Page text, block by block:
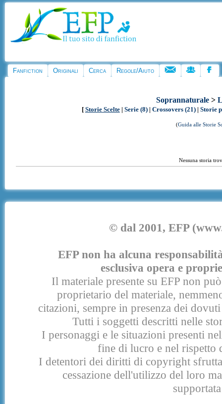
Fanfiction Originali Cerca Regole/Aiuto
Soprannaturale>
[ Storie Scelte| Serie (8)| Crossovers (21)| Storie
(Guida alle Storie
Nessuna storia
© dal 2001, EFP
EFP non ha alcuna
esclusiva opera e
Il materiale presente su EFP non
proprietario del materiale,
citazioni, sempre in presenza dei
Tutti i soggetti descritti nelle
I personaggi e le situazioni presenti
fine di lucro e nel rispetto
I detentori dei diritti di copyright
cessazione dell'utilizzo del loro